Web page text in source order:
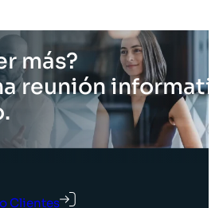
más?
reunión
Clientes